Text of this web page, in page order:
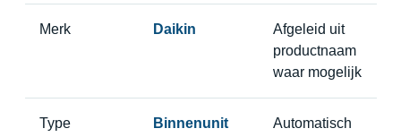
Merk Daikin
Afgeleid uit
productnaam
waar mogelijk
Type Binnenunit
Automatisch